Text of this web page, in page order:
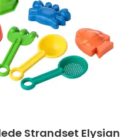
Strandset Elysian